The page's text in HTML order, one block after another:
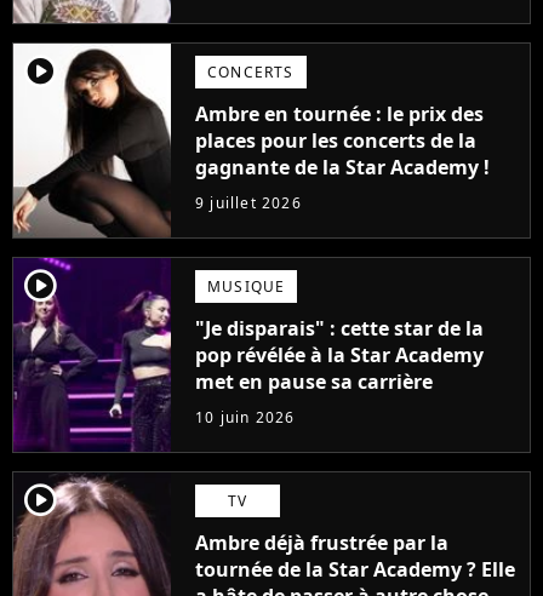
player2 CONCERTS
Ambre en tournée : le prix des
places pour les concerts de la
gagnante de la Star Academy !
9 juillet 2026
player2 MUSIQUE
"Je disparais" : cette star de la
pop révélée à la Star Academy
met en pause sa carrière
10 juin 2026
player2 TV
Ambre déjà frustrée par la
tournée de la Star Academy ? Elle